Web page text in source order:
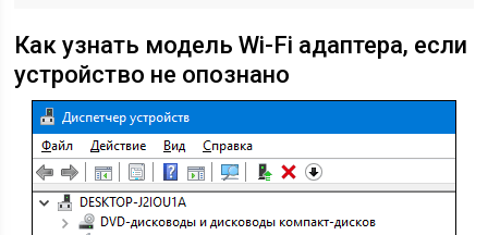
Как узнать модель Wi-Fi адаптера, если
устройство не опознано